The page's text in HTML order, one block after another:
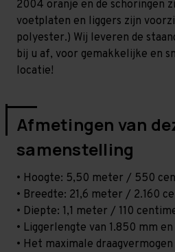
2004 oranje en de schoringen
voetplaten en liggers zijn
polyester.) Wij leveren de
bij u af, voor gemakkelijke en
locatie!
Afmetingen van
samenstelling
• Hoogte: 5,50 meter / 550
• Breedte: 21,6 meter / 2.160
• Diepte: 1,1 meter / 110
• Liggerlengte van 1.850 mm
• Het maximale